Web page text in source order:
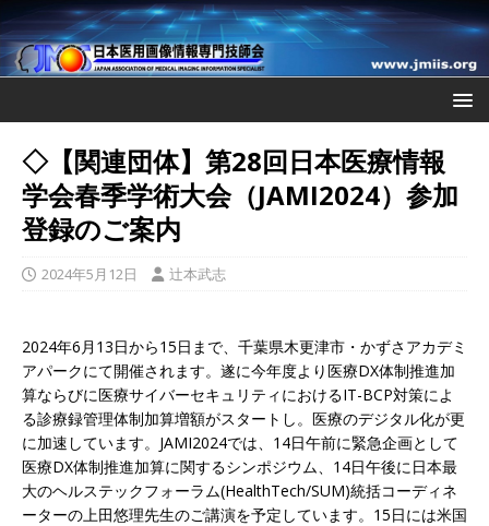
◇【関連団体】第28回日本医療情報
学会春季学術大会（JAMI2024）参加
登録のご案内
2024年5月12日 辻本武志
2024年6月13日から15日まで、千葉県木更津市・かずさアカデミ
アパークにて開催されます。遂に今年度より医療DX体制推進加
算ならびに医療サイバーセキュリティにおけるIT-BCP対策によ
る診療録管理体制加算増額がスタートし。医療のデジタル化が更
に加速しています。JAMI2024では、14日午前に緊急企画として
医療DX体制推進加算に関するシンポジウム、14日午後に日本最
大のヘルステックフォーラム(HealthTech/SUM)統括コーディネ
ーターの上田悠理先生のご講演を予定しています。15日には米国